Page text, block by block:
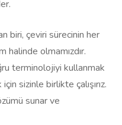
biri, çeviri sürecinin her
halinde olmamızdır.
terminolojiyi kullanmak
sizinle birlikte çalışırız.
sunar ve